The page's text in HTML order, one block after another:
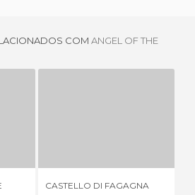
COM ANGEL OF THE
CASTELLO DI FAGAGNA